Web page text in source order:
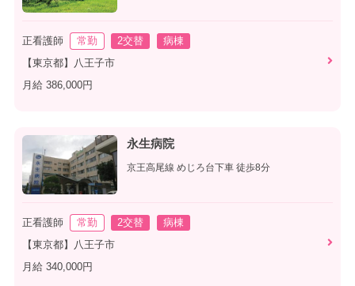
正看護師 常勤 2交替
病棟
【東京都】八王子市
月給 386,000円
永生病院
京王高尾線 めじろ台下車 徒歩8分
正看護師 常勤 2交替
病棟
【東京都】八王子市
月給 340,000円